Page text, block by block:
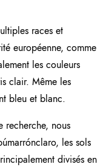
races et
européenne, comme
les couleurs
clair. Même les
bleu et blanc.
recherche, nous
les sols
divisés en